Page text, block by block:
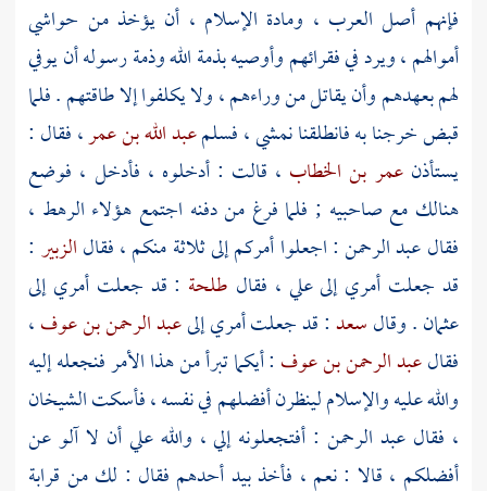
فإنهم أصل العرب ، ومادة الإسلام ، أن يؤخذ من حواشي
أموالهم ، ويرد في فقرائهم وأوصيه بذمة الله وذمة رسوله أن يوفي
لهم بعهدهم وأن يقاتل من وراءهم ، ولا يكلفوا إلا طاقتهم . فلما
قبض خرجنا به فانطلقنا نمشي ، فسلمعبد الله بن عمر، فقال :
يستأذنعمر بن الخطاب ، قالت : أدخلوه ، فأدخل ، فوضع
هنالك مع صاحبيه ; فلما فرغ من دفنه اجتمع هؤلاء الرهط ،
فقالعبد الرحمن: اجعلوا أمركم إلى ثلاثة منكم ، فقالالزبير :
قد جعلت أمري إلى علي ، فقال طلحة : قد جعلت أمري إلى
عثمان. وقالسعد: قد جعلت أمري إلىعبد الرحمن بن عوف،
فقالعبد الرحمن بن عوف : أيكما تبرأ من هذا الأمر فنجعله إليه
والله عليه والإسلام لينظرن أفضلهم في نفسه ، فأسكت الشيخان
، فقالعبد الرحمن : أفتجعلونه إلي ، والله علي أن لا آلو عن
أفضلكم ، قالا : نعم ، فأخذ بيد أحدهم فقال : لك من قرابة